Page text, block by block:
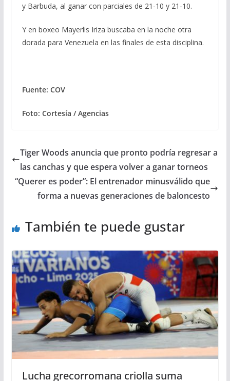
y Barbuda, al ganar con parciales de 21-10 y 21-10.
Y en boxeo Mayerlis Iriza buscaba en la noche otra
dorada para Venezuela en las finales de esta disciplina.
Fuente: COV
Foto: Cortesía / Agencias
Tiger Woods anuncia que pronto podría regresar a
las canchas y que espera volver a ganar torneos
“Querer es poder”: El entrenador minusválido que
forma a nuevas generaciones de baloncesto
También te puede gustar
Lucha grecorromana criolla suma